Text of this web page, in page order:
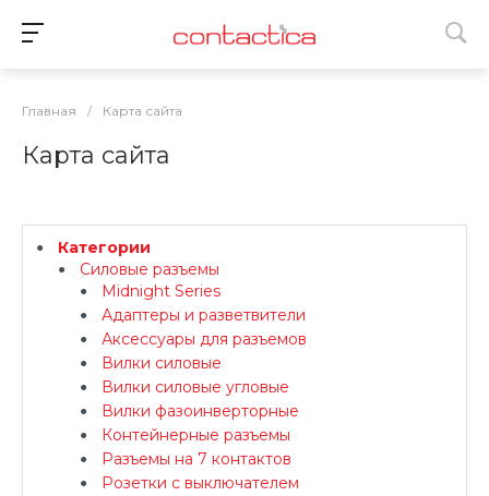
Главная / Карта сайта
Карта сайта
Категории
Силовые разъемы
Midnight Series
Адаптеры и разветвители
Аксессуары для разъемов
Вилки силовые
Вилки силовые угловые
Вилки фазоинверторные
Контейнерные разъемы
Разъемы на 7 контактов
Розетки с выключателем